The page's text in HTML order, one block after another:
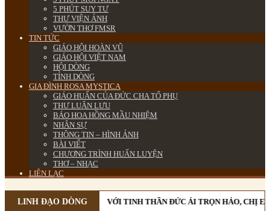
5 PHÚT SUY TƯ
THƯ VIỆN ẢNH
VƯỜN THƠ FMSR
TIN TỨC
GIÁO HỘI HOÀN VŨ
GIÁO HỘI VIỆT NAM
HỘI DÒNG
TỈNH DÒNG
GIA ĐÌNH ROSA MYSTICA
GIÁO HUẤN CỦA ĐỨC CHA TỔ PHỤ
THƯ LUÂN LƯU
BÁO HOA HỒNG MẦU NHIỆM
NHÂN SỰ
THÔNG TIN – HÌNH ẢNH
BÀI VIẾT
CHƯƠNG TRÌNH HUẤN LUYỆN
THƠ – NHẠC
LIÊN LẠC
LINH ĐẠO DÒNG VỚI TINH THẦN ĐỨC ÁI TRỌN HẢO, CHỊ